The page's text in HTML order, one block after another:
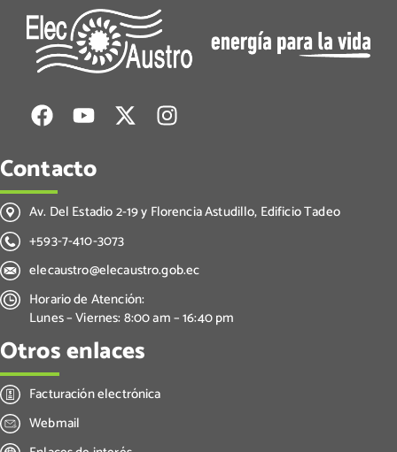
Contacto
Av. Del Estadio 2-19 y Florencia Astudillo, Edificio Tadeo
+593-7-410-3073
elecaustro@elecaustro.gob.ec
Horario de Atención:
Lunes – Viernes: 8:00 am – 16:40 pm
Otros enlaces
Facturación electrónica
Webmail